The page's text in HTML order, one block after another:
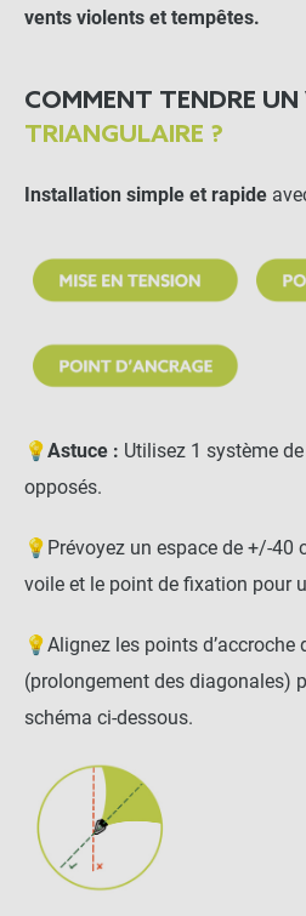
voile
Mât de
inclus
Voile d ombrage
230,90 € +
vents violents et tempêtes.
COMMENT TENDRE UN
TRIANGULAIRE ?
Installation simple et rapide
💡Astuce : Utilisez 1 système
opposés.
💡Prévoyez un espace de +/-40
voile et le point de fixation pour
💡Alignez les points d’accroche
(prolongement des diagonales)
schéma ci-dessous.